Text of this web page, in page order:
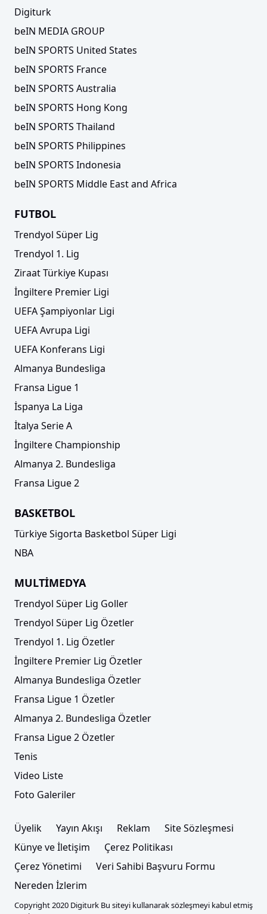
Digiturk
beIN MEDIA GROUP
beIN SPORTS United States
beIN SPORTS France
beIN SPORTS Australia
beIN SPORTS Hong Kong
beIN SPORTS Thailand
beIN SPORTS Philippines
beIN SPORTS Indonesia
beIN SPORTS Middle East and Africa
FUTBOL
Trendyol Süper Lig
Trendyol 1. Lig
Ziraat Türkiye Kupası
İngiltere Premier Ligi
UEFA Şampiyonlar Ligi
UEFA Avrupa Ligi
UEFA Konferans Ligi
Almanya Bundesliga
Fransa Ligue 1
İspanya La Liga
İtalya Serie A
İngiltere Championship
Almanya 2. Bundesliga
Fransa Ligue 2
BASKETBOL
Türkiye Sigorta Basketbol Süper Ligi
NBA
MULTİMEDYA
Trendyol Süper Lig Goller
Trendyol Süper Lig Özetler
Trendyol 1. Lig Özetler
İngiltere Premier Lig Özetler
Almanya Bundesliga Özetler
Fransa Ligue 1 Özetler
Almanya 2. Bundesliga Özetler
Fransa Ligue 2 Özetler
Tenis
Video Liste
Foto Galeriler
Üyelik Yayın Akışı Reklam
Site Sözleşmesi
Künye ve İletişim
Çerez Politikası
Çerez Yönetimi
Veri Sahibi Başvuru Formu
Nereden İzlerim
Copyright 2020 Digiturk Bu siteyi kullanarak sözleşmeyi kabul etmiş